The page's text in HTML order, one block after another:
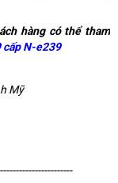
hàng có thể tham
cấp N-e239
Mỹ